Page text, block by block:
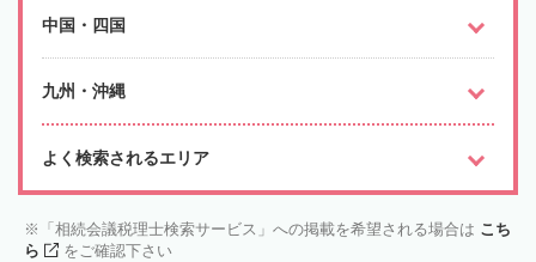
中国・四国
九州・沖縄
よく検索されるエリア
「相続会議税理士検索サービス」への掲載を希望される場合は こち
ら
をご確認下さい